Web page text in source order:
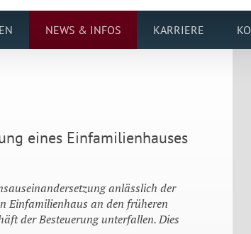
NEWS & INFOS KARRIERE
eines Einfamilienhauses
anlässlich der
Einfamilienhaus an den früheren
der Besteuerung unterfallen. Dies